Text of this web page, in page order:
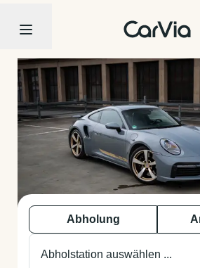
Abholung
Abholstation auswählen ...